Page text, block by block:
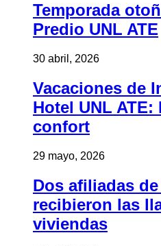
Temporada
Predio UNL ATE
30 abril, 2026
Vacaciones de
Hotel UNL ATE:
confort
29 mayo, 2026
Dos afiliadas
recibieron las
viviendas